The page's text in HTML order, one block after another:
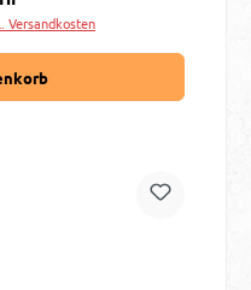
Versandkosten